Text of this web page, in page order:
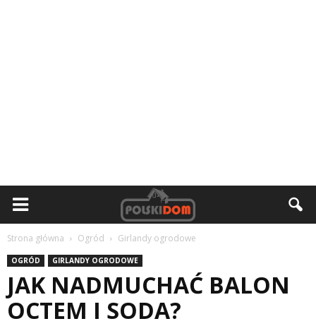
Strona główna Ogród Girlandy ogrodowe
OGRÓD GIRLANDY OGRODOWE
JAK NADMUCHAĆ BALON
OCTEM I SODA?